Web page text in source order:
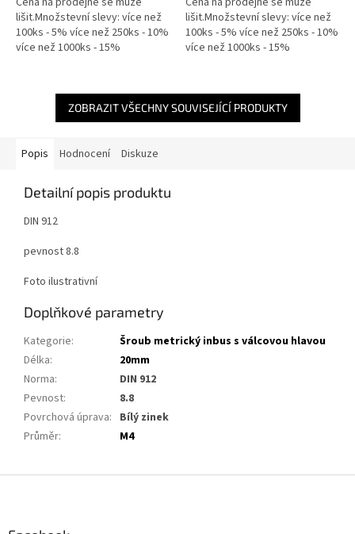
lišit.Množstevní slevy: více než
100ks - 5% více než 250ks - 10%
více než 1000ks - 15%
lišit.Množstevní slevy: více než
100ks - 5% více než 250ks - 10%
více než 1000ks - 15%
ZOBRAZIT VŠECHNY SOUVISEJÍCÍ PRODUKTY
Popis Hodnocení Diskuze
Detailní popis produktu
DIN 912
pevnost 8.8
Foto ilustrativní
Doplňkové parametry
Kategorie:
Šroub metrický inbus s válcovou hlavou
Délka:
20mm
Norma:
DIN 912
Pevnost:
8.8
Povrchová úprava: Bílý zinek
Průměr: M4